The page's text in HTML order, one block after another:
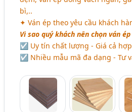
bì,..
✦ Ván ép theo yêu cầu khách
Vì sao quý khách nên chọn ván
☑ Uy tín chất lượng - Giá cả
☑ Nhiều mẫu mã đa dạng - Tư